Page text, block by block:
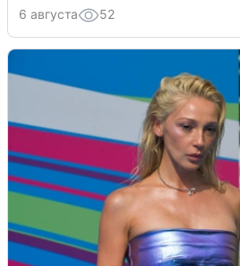
6 августа 52